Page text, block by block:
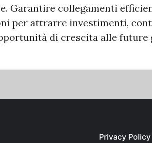
Garantire collegamenti
per attrarre investimenti,
di crescita alle future
Privacy Policy